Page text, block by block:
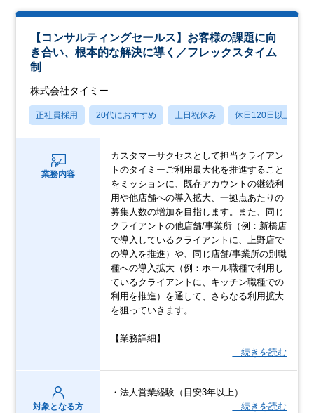
【コンサルティングセールス】お客様の課題に向
き合い、根本的な解決に導く／フレックスタイム
制
株式会社タイミー
正社員採用 20代におすすめ 土日祝休み 休日120日以上
業務内容
カスタマーサクセスとして担当クライアン
トのタイミーご利用最大化を推進すること
をミッションに、既存アカウントの継続利
用や他店舗への導入拡大、一拠点あたりの
募集人数の増加を目指します。また、同じ
クライアントの他店舗/事業所（例：新橋店
で導入しているクライアントに、上野店で
の導入を推進）や、同じ店舗/事業所の別職
種への導入拡大（例：ホール職種で利用し
ているクライアントに、キッチン職種での
利用を推進）を通して、さらなる利用拡大
を狙っていきます。
【業務詳細】
…続きを読む
対象となる方
・法人営業経験（目安3年以上）
…続きを読む